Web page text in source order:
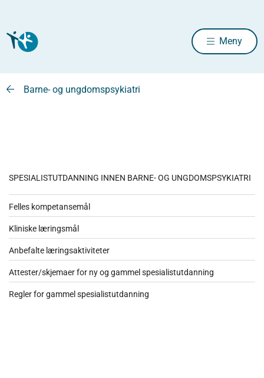
Meny
Barne- og ungdomspsykiatri
SPESIALISTUTDANNING INNEN BARNE- OG UNGDOMSPSYKIATRI
Felles kompetansemål
Kliniske læringsmål
Anbefalte læringsaktiviteter
Attester/skjemaer for ny og gammel spesialistutdanning
Regler for gammel spesialistutdanning